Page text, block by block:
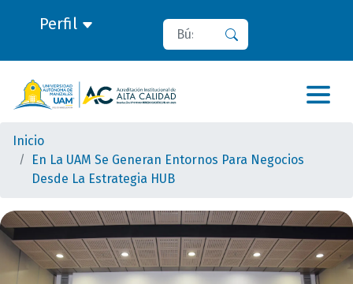
Perfil Buscar
Inicio
En La UAM Se Generan Entornos Para Negocios
Desde La Estrategia HUB